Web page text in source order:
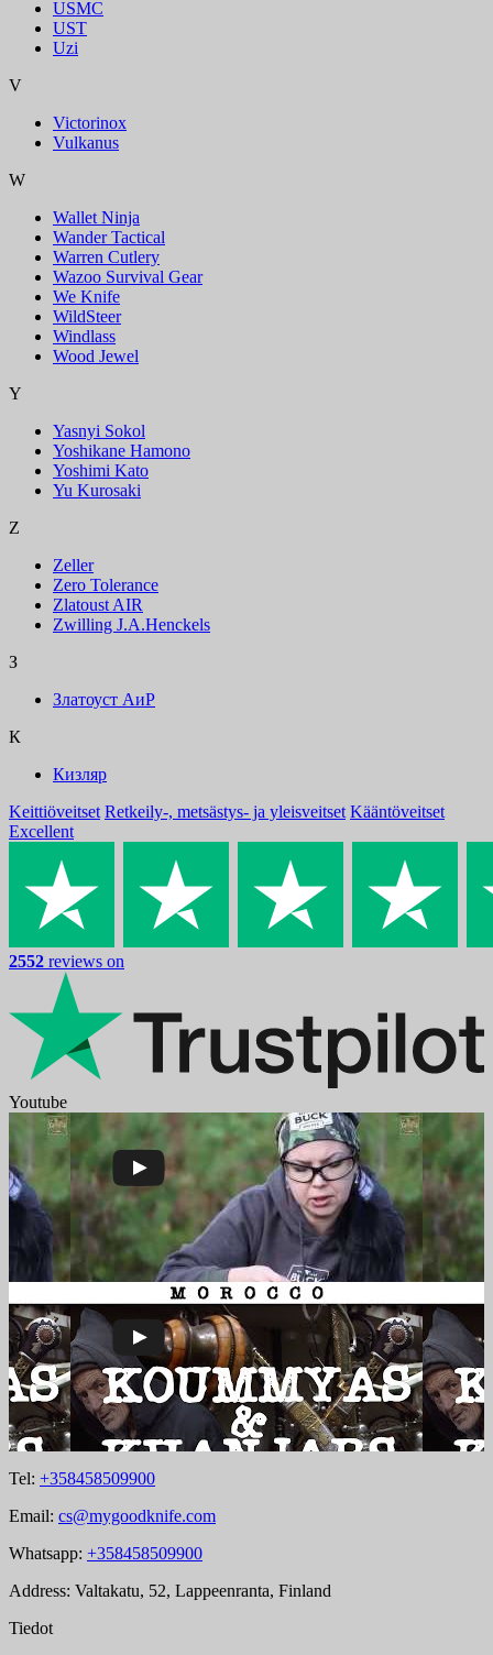
USMC
UST
Uzi
V
Victorinox
Vulkanus
W
Wallet Ninja
Wander Tactical
Warren Cutlery
Wazoo Survival Gear
We Knife
WildSteer
Windlass
Wood Jewel
Y
Yasnyi Sokol
Yoshikane Hamono
Yoshimi Kato
Yu Kurosaki
Z
Zeller
Zero Tolerance
Zlatoust AIR
Zwilling J.A.Henckels
З
Златоуст АиР
К
Кизляр
Keittiöveitset Retkeily-, metsästys- ja yleisveitset Kääntöveitset
Excellent
2552 reviews on
Youtube
Tel: +358458509900
Email: cs@mygoodknife.com
Whatsapp: +358458509900
Address: Valtakatu, 52, Lappeenranta, Finland
Tiedot